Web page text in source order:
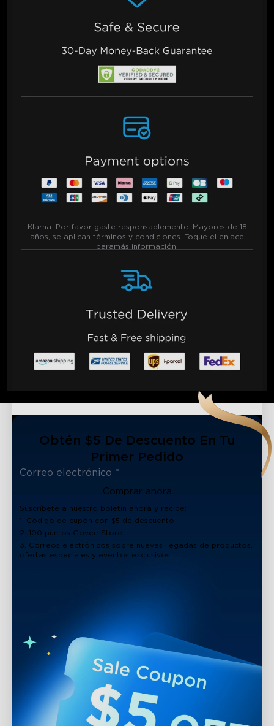
Klarna: Por favor gaste responsablemente. Mayores de 18
años, se aplican términos y condiciones. Toque el enlace
paramás información.
Obtén $5 De Descuento En Tu
Primer Pedido
Comprar ahora
Suscríbete a nuestro boletín ahora y recibe:
1. Código de cupón con $5 de descuento
2. 100 puntos Govee Store
3. Correos electrónicos sobre nuevas llegadas de productos,
ofertas especiales y eventos exclusivos